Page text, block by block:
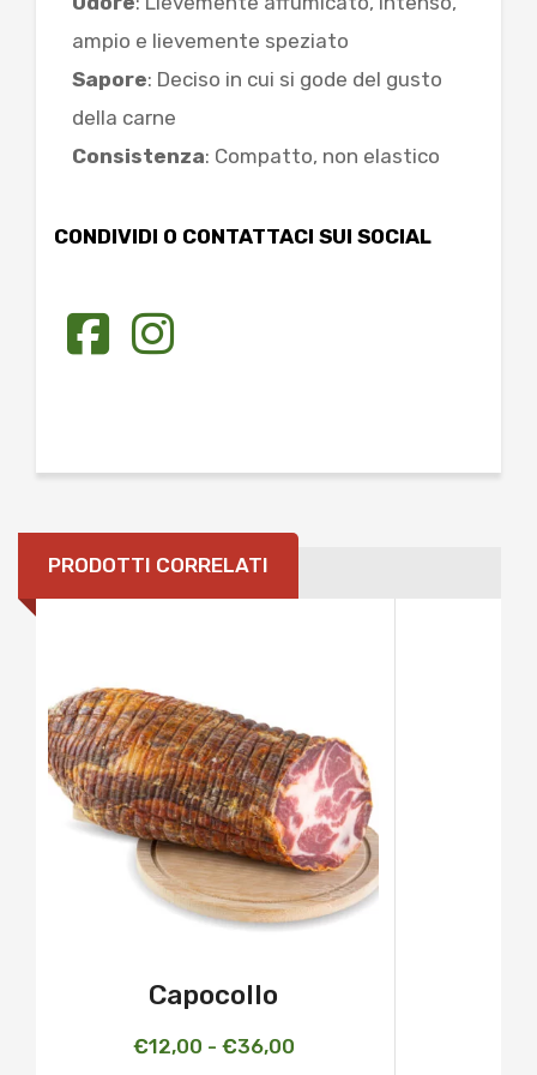
ampio e lievemente speziato
Sapore: Deciso in cui si gode del gusto
della carne
Consistenza: Compatto, non elastico
CONDIVIDI O CONTATTACI SUI SOCIAL
PRODOTTI CORRELATI
Capocollo
€12,00 - €36,00Fascia